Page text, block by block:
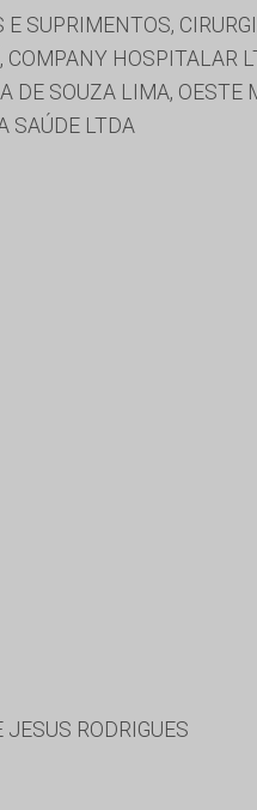
SUPRIMENTOS,
HOSPITALAR
DE SOUZA LIMA, OESTE
SAÚDE LTDA
JESUS RODRIGUES